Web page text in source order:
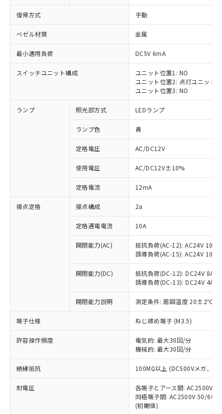
復帰方式 手動
ベゼル材質 金属
最小適用負荷 DC5V 6mA
スイッチユニット構成
ユニット位置1: NO
ユニット位置2: 点灯ユニット
ユニット位置3: NO
ランプ 照光部方式 LEDランプ
ランプ色 青
定格電圧 AC/DC12V
使用電圧 AC/DC12V±10%
定格電流 12mA
接点定格 接点構成 2a
定格通電電流 10A
開閉能力(AC)
抵抗負荷(AC-12): AC24V 10A/
誘導負荷(AC-15): AC24V
開閉能力(DC)
抵抗負荷(DC-12): DC24V 8A/
誘導負荷(DC-13): DC24V 4A/
開閉能力説明 測定条件: 周囲温度 20±2℃、
端子仕様 ねじ締め端子 (M3.5)
許容操作頻度
電気的: 最大30回/分
機械的: 最大30回/分
絶縁抵抗 100MΩ以上 (DC500Vメガ、点
耐電圧
各端子とアース間: AC2500V
同極端子間: AC2500V 50/
(初期値)
ご利用条件
以下の条件をお読みいただき、同意のうえ
ご利用ください。
本サービスは、当社制御機器事業取扱
商品の当社在庫状況および標準価格
(税抜)を提供させていただくもので
当社制御機器事業取扱商品の中には、
本サービスの対象外となる商品もある
ことをご了承ください。
在庫状況および標準価格照会結果は、
記載している更新日時点での社内デー
タに基づき作成されるものであり、閲
覧された時点での実際の在庫および標
準価格とは異なる場合があることをご
※1 対応状況
対応済み：EU RoHS指令（10物質）の
非含有に対応した製品が提供可能な商品で
す。
対応予定：EU RoHS指令（10物質）の非含
有に対応した製品に切り替える予定のある
対応予定なし：EU RoHS指令（10物質）の
非含有に非対応の商品で、対応品を出す予
定はありません。
調査・確認中：EU RoHS指令（10物質）の
非含有の対応状況を調査中または確認中の
非該当品：ライセンス料など無形物で、有
害物質有無と関係のない商品です。
仕入先様の事情により、非含有部品として
いたものが、含有品と判明した場合などや
むを得ず変更することがあります。
六価クロム(Cr(Ⅵ)) 1000ppm以下、ポリ臭化ビフェニル
類(PBB) 1000ppm以下、ポリ臭化ジフェニルエーテル類
「○」：最大均質材料含有率が中国RoHSの
基準値以下であることを示します。
「×」：最大均質材料含有率が中国RoHSの
基準値を超えていることを示します。
「－」：未確認です。当社販売部門へお問
*中国RoHS10物質の基準値 (GB/T26572)：
Pb(鉛) :1000ppm、 Hg(水銀) : 1000ppm、 Cd(カドミウ
Cr(Ⅵ)(六価クロム) : 1000ppm、 PBBs(ポリ臭化ビフェ
当社は、これら貴社製品のうち、外国
為替および外国貿易法に定める商品
（以下｢規制貨物等」という）を輸出
または国外への提供する場合は、日本
国政府の輸出許可(または役務取引許
可)を取得するなどの必要な手続きを